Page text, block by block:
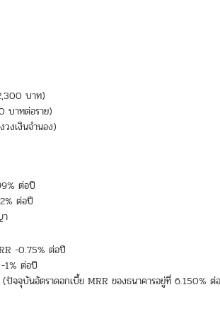
บาท)
บาทต่อราย)
งเงินจำนอง)
ต่อปี
ต่อปี
-0.75% ต่อปี
1% ต่อปี
จจุบันอัตราดอกเบี้ย MRR ของธนาคารอยู่ที่ 6.150%